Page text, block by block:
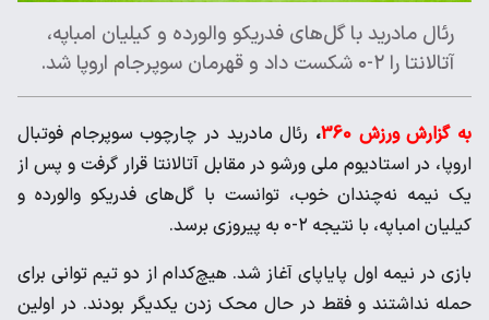
رئال مادرید با گل‌های فدریکو والورده و کیلیان امباپه،
آتالانتا را ۲-۰ شکست داد و قهرمان سوپرجام اروپا شد.
به گزارش ورزش 360 ، رئال مادرید در چارچوب سوپرجام فوتبال
اروپا، در استادیوم ملی ورشو در مقابل آتالانتا قرار گرفت و پس از
یک نیمه نه‌چندان خوب، توانست با گل‌های فدریکو والورده و
کیلیان امباپه، با نتیجه ۲-۰ به پیروزی برسد.
بازی در نیمه اول پایاپای آغاز شد. هیچ‌کدام از دو تیم توانی برای
حمله نداشتند و فقط در حال محک زدن یکدیگر بودند. در اولین